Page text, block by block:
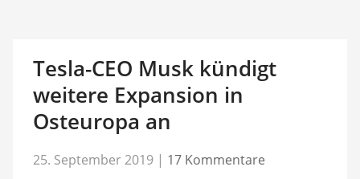
Tesla-CEO Musk kündigt
weitere Expansion in
Osteuropa an
25. September 2019 | 17 Kommentare